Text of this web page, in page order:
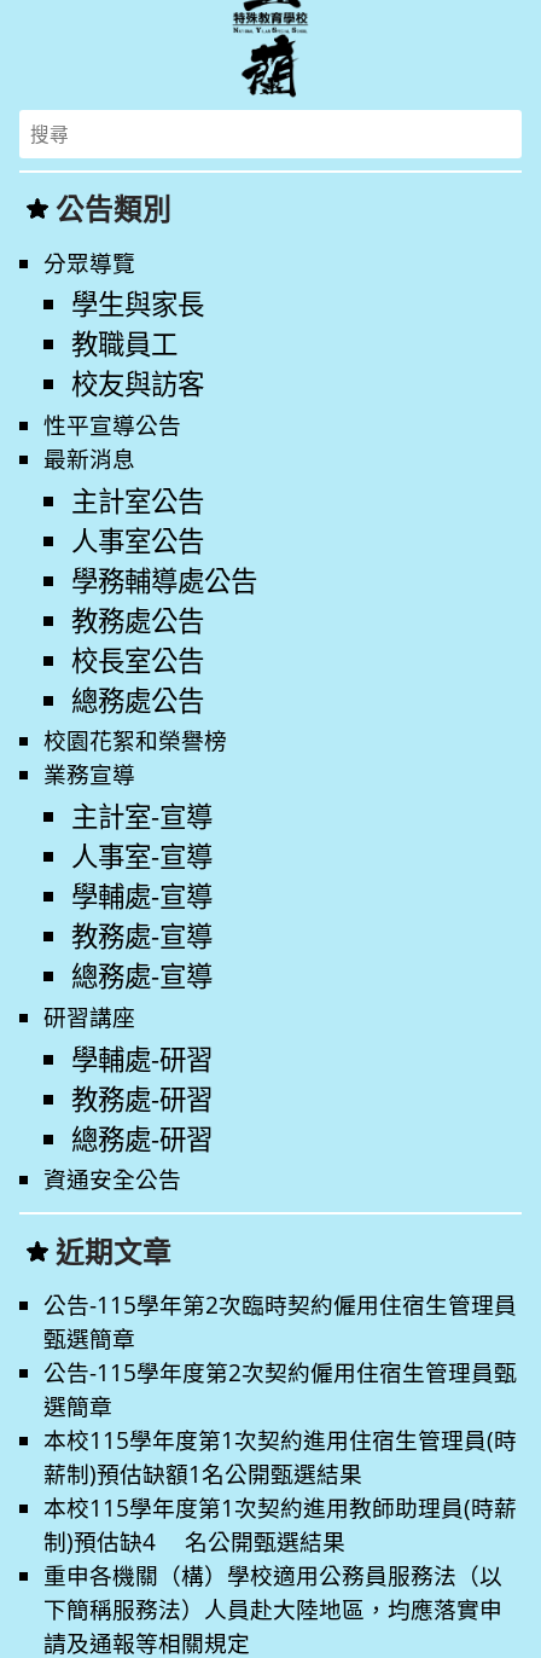
Search
for:
公告類別
分眾導覽
學生與家長
教職員工
校友與訪客
性平宣導公告
最新消息
主計室公告
人事室公告
學務輔導處公告
教務處公告
校長室公告
總務處公告
校園花絮和榮譽榜
業務宣導
主計室-宣導
人事室-宣導
學輔處-宣導
教務處-宣導
總務處-宣導
研習講座
學輔處-研習
教務處-研習
總務處-研習
資通安全公告
近期文章
公告-115學年第2次臨時契約僱用住宿生管理員
甄選簡章
公告-115學年度第2次契約僱用住宿生管理員甄
選簡章
本校115學年度第1次契約進用住宿生管理員(時
薪制)預估缺額1名公開甄選結果
本校115學年度第1次契約進用教師助理員(時薪
制)預估缺4 名公開甄選結果
重申各機關（構）學校適用公務員服務法（以
下簡稱服務法）人員赴大陸地區，均應落實申
請及通報等相關規定